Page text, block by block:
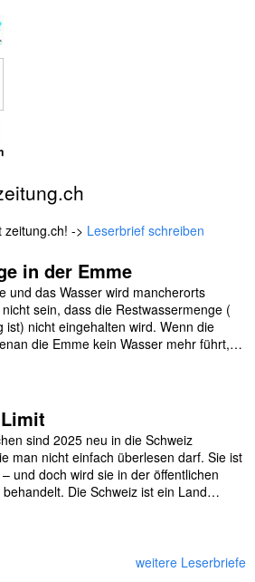
zeitung.ch! -> Leserbrief schreiben
in der Emme
und das Wasser wird mancherorts
sein, dass die Restwassermenge (
ist) nicht eingehalten wird. Wenn die
die Emme kein Wasser mehr führt,…
sind 2025 neu in die Schweiz
man nicht einfach überlesen darf. Sie ist
und doch wird sie in der öffentlichen
Die Schweiz ist ein Land…
weitere Leserbriefe